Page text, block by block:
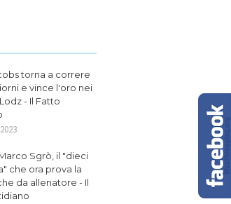
torna a correre
e vince l'oro nei
- Il Fatto
Sgrò, il "dieci
che ora prova la
da allenatore - Il